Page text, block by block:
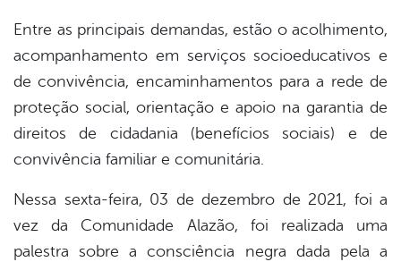
Entre as principais demandas, estão o acolhimento,
acompanhamento em serviços socioeducativos e
de convivência, encaminhamentos para a rede de
proteção social, orientação e apoio na garantia de
direitos de cidadania (benefícios sociais) e de
convivência familiar e comunitária.
Nessa sexta-feira, 03 de dezembro de 2021, foi a
vez da Comunidade Alazão, foi realizada uma
palestra sobre a consciência negra dada pela a